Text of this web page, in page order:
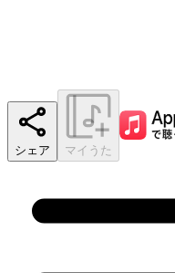
シェア マイうた